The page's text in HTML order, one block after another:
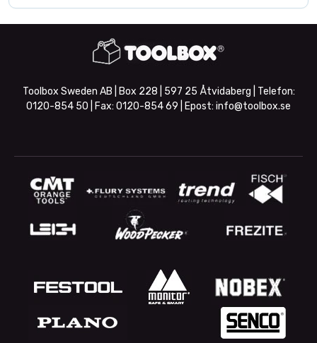
Toolbox Sweden AB | Box 228 | 597 25 Åtvidaberg | Telefon:
0120-854 50 | Fax: 0120-854 69 | Epost: info@toolbox.se